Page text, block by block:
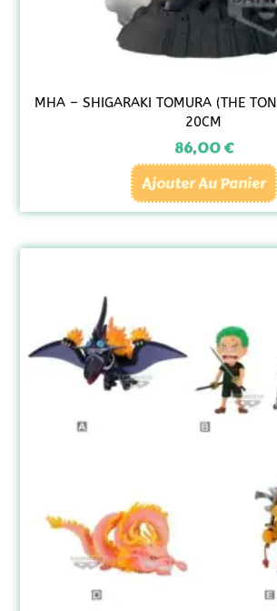
MHA – SHIGARAKI TOMURA (THE
20CM
86,00€
Ajouter Au Panier